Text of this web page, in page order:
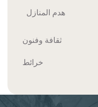
هدم المنازل
ثقافة وفنون
خرائط